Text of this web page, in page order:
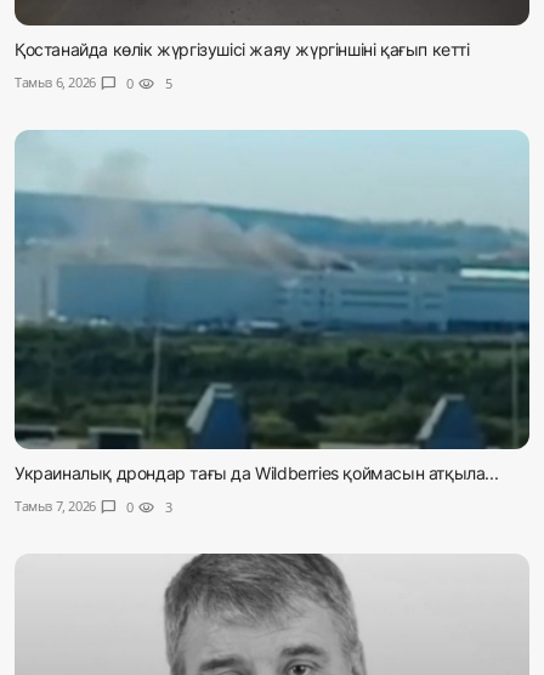
Қостанайда көлік жүргізушісі жаяу жүргіншіні қағып кетті
Тамыз 6, 2026 chat_bubble 0 visibility 5
Украиналық дрондар тағы да Wildberries қоймасын атқыла...
Тамыз 7, 2026 chat_bubble 0 visibility 3